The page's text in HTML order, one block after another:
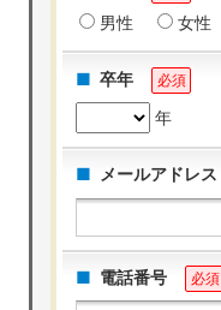
男性 女性
卒年 必須
年
メールアドレス
電話番号 必須